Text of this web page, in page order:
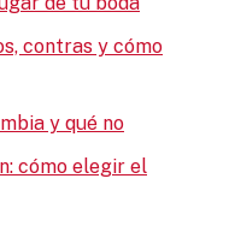
contras y cómo
y qué no
cómo elegir el